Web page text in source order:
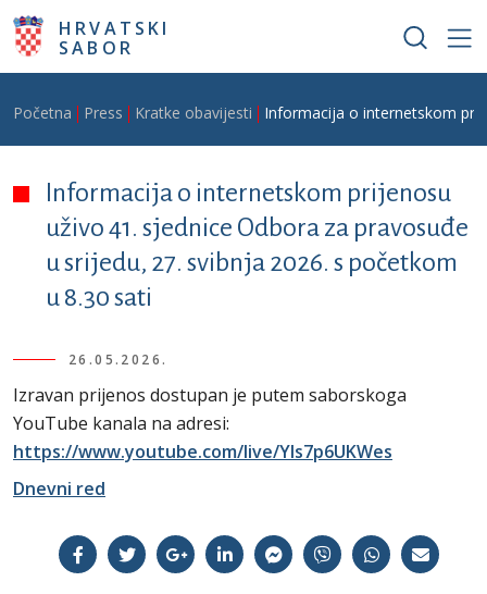
Skoči na glavni sadržaj
HRVATSKI
SABOR
Breadcrumb
Početna Press Kratke obavijesti Informacija o internetskom
Informacija o internetskom prijenosu
uživo 41. sjednice Odbora za pravosuđe
u srijedu, 27. svibnja 2026. s početkom
u 8.30 sati
26.05.2026.
Izravan prijenos dostupan je putem saborskoga
YouTube kanala na adresi:
https://www.youtube.com/live/Yls7p6UKWes
Dnevni red